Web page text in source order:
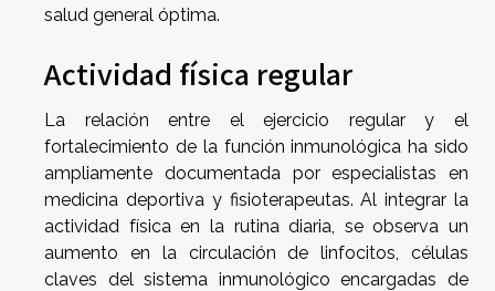
salud general óptima.
Actividad física regular
La relación entre el ejercicio regular y el
fortalecimiento de la función inmunológica ha sido
ampliamente documentada por especialistas en
medicina deportiva y fisioterapeutas. Al integrar la
actividad física en la rutina diaria, se observa un
aumento en la circulación de linfocitos, células
claves del sistema inmunológico encargadas de